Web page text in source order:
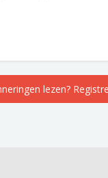
lezen?